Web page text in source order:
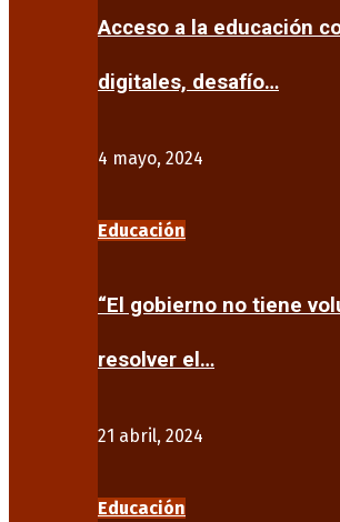
Acceso a la educación
digitales, desafío…
4 mayo, 2024
Educación
“El gobierno no tiene
resolver el…
21 abril, 2024
Educación